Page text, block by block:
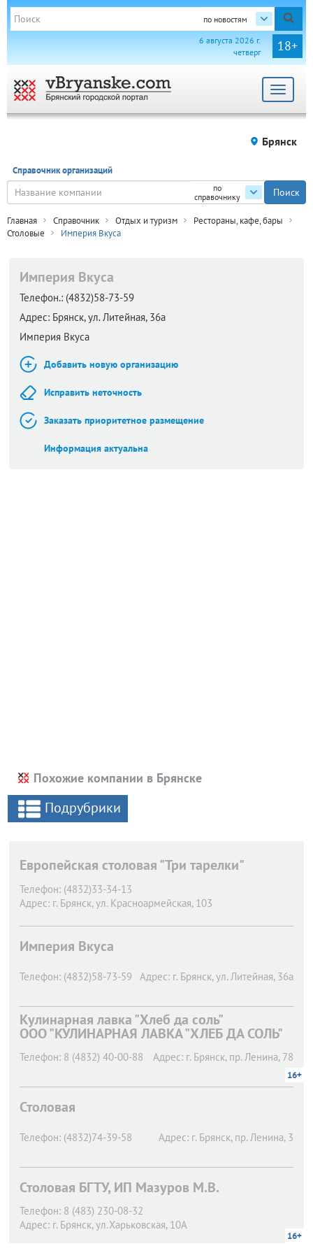
по новостям
18+
6 августа 2026 г.
четверг
Toggle
Брянск
Справочник организаций
по
справочнику
Главная Справочник Отдых и туризм
Рестораны, кафе, бары
Столовые
Империя Вкуса
Империя Вкуса
Телефон.: (4832)58-73-59
Адрес: Брянск,ул. Литейная, 36а
Империя Вкуса
Добавить новую организацию
Исправить неточность
Заказать приоритетное размещение
Информация актуальна
Похожие компании в Брянске
Подрубрики
Европейская столовая "Три тарелки"
Телефон: (4832)33-34-13
Адрес: г. Брянск, ул. Красноармейская, 103
Империя Вкуса
Телефон: (4832)58-73-59 Адрес: г. Брянск, ул. Литейная, 36а
Кулинарная лавка "Хлеб да соль"
ООО "КУЛИНАРНАЯ ЛАВКА "ХЛЕБ ДА СОЛЬ"
Телефон: 8 (4832) 40-00-88 Адрес: г. Брянск, пр. Ленина, 78
16+
Столовая
Телефон: (4832)74-39-58 Адрес: г. Брянск, пр. Ленина, 3
Столовая БГТУ, ИП Мазуров М.В.
Телефон: 8 (483) 230-08-32
Адрес: г. Брянск, ул.Харьковская, 10А
16+